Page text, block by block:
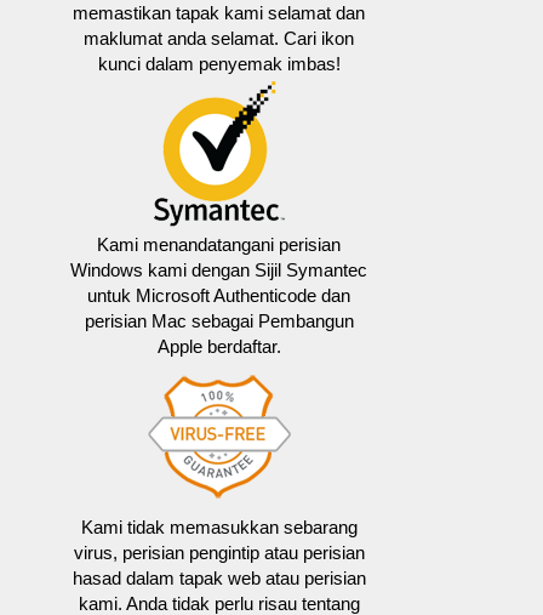
memastikan tapak kami selamat dan
maklumat anda selamat. Cari ikon
kunci dalam penyemak imbas!
Kami menandatangani perisian
Windows kami dengan Sijil Symantec
untuk Microsoft Authenticode dan
perisian Mac sebagai Pembangun
Apple berdaftar.
Kami tidak memasukkan sebarang
virus, perisian pengintip atau perisian
hasad dalam tapak web atau perisian
kami. Anda tidak perlu risau tentang